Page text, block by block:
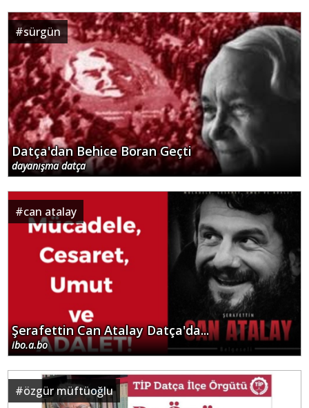
#sürgün
Datça'dan Behice Boran Geçti
dayanışma datça
#can atalay
Şerafettin Can Atalay Datça'da...
ibo.a.bo
#özgür müftüoğlu